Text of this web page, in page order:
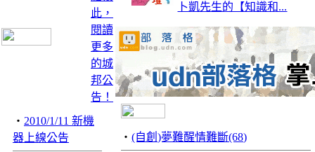
‧ 2010/1/11 新機
器上線公告
卜凱先生的【知識和...
‧(自創)夢難醒情難斷(68)